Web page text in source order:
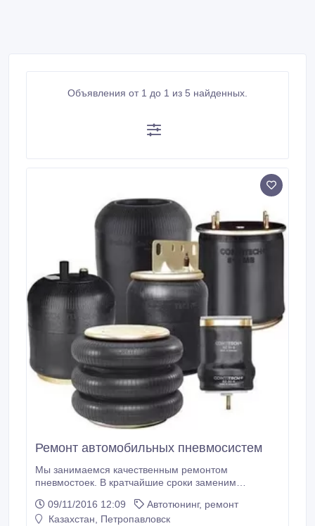
Объявления от 1 до 1 из 5 найденных.
Ремонт автомобильных пневмосистем
Мы занимаемся качественным ремонтом
пневмостоек. В кратчайшие сроки заменим
качественные материалы, не Китай.
Восстанавливаем и ремонтируем оригинальные
09/11/2016 12:09
Автотюнинг, ремонт
Казахстан, Петропавловск